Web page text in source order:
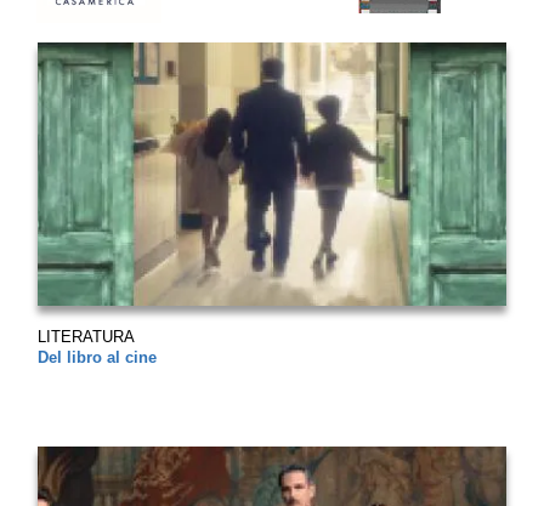
LITERATURA
Del libro al cine